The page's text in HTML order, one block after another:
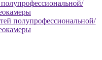
полупрофессиональной/